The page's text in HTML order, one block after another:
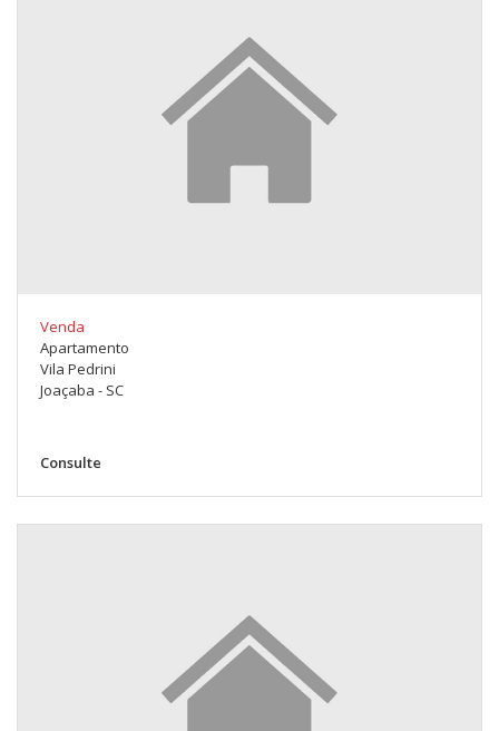
Venda
Apartamento
Vila Pedrini
Joaçaba - SC
Consulte